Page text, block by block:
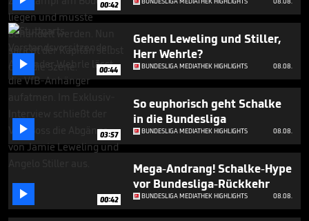
00:42
 00:44
Gehen Leweling und Stiller,
Herr Wehrle?
BUNDESLIGA MEDIATHEK HIGHLIGHTS 08.08.
 03:57
So euphorisch geht Schalke
in die Bundesliga
BUNDESLIGA MEDIATHEK HIGHLIGHTS 08.08.
 00:42
Mega-Andrang! Schalke-Hype
vor Bundesliga-Rückkehr
BUNDESLIGA MEDIATHEK HIGHLIGHTS 08.08.